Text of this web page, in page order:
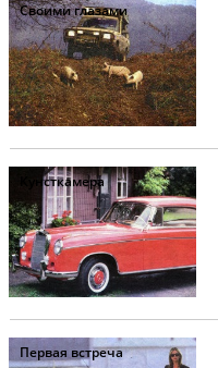
Своими глазами
Кунсткамера
Первая встреча